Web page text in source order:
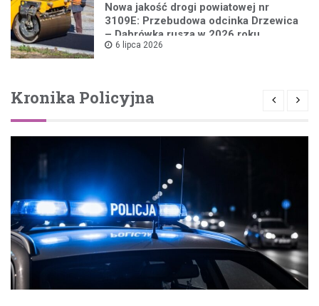
Nowa jakość drogi powiatowej nr
3109E: Przebudowa odcinka Drzewica
– Dąbrówka rusza w 2026 roku
6 lipca 2026
Kronika Policyjna